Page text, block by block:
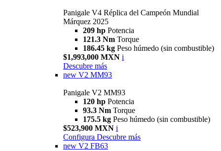
Panigale V4 Réplica del Campeón Mundial
Márquez 2025
209 hp Potencia
121.3 Nm Torque
186.45 kg Peso húmedo (sin combustible)
$1,993,000 MXN i
Descubre más
new V2 MM93
Panigale V2 MM93
120 hp Potencia
93.3 Nm Torque
175.5 kg Peso húmedo (sin combustible)
$523,900 MXN i
Configura Descubre más
new V2 FB63